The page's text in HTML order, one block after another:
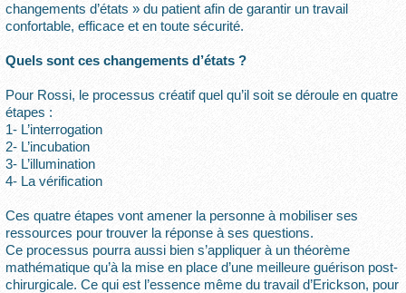
changements d’états » du patient afin de garantir un travail
confortable, efficace et en toute sécurité.
Quels sont ces changements d’états ?
Pour Rossi, le processus créatif quel qu’il soit se déroule en quatre
étapes :
1- L’interrogation
2- L’incubation
3- L’illumination
4- La vérification
Ces quatre étapes vont amener la personne à mobiliser ses
ressources pour trouver la réponse à ses questions.
Ce processus pourra aussi bien s’appliquer à un théorème
mathématique qu’à la mise en place d’une meilleure guérison post-
chirurgicale. Ce qui est l’essence même du travail d’Erickson, pour